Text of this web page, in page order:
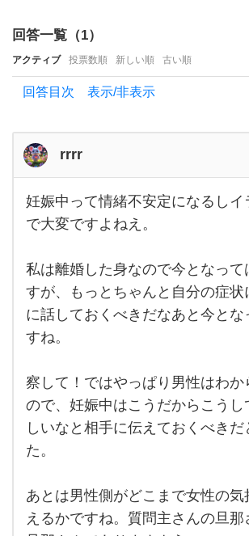
ト
ナー
へ
持
ち、
対
応。
男性
対応
の仕
方、
回答一覧（1）
アクティブ 投票数順 新しい順 古い順
回答目次 表示/非表示
rrrr
妊娠
中っ
て情
安定
にな
るし
イラ
イラ
する
しで
よね
え。
私
妊娠中って情緒不安定になるしイ
で大変ですよねえ。
私は離婚した身なので今となって
すが、もっとちゃんと自分の症状
に話しておくべきだなあと今とな
すね。
察して！ではやっぱり男性はわか
ので、妊娠中はこうだからこうし
しいなと相手に伝えておくべきだ
た。
あとは男性側がどこまで女性の気
えるかですね。質問主さんの旦那